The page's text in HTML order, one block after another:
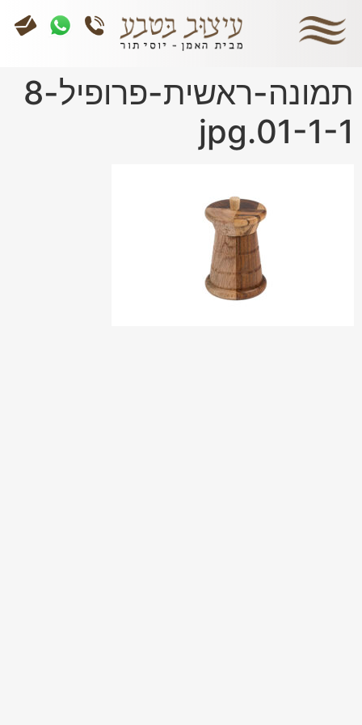
תמונה-ראשית-פרופיל-8
01-1-1.jpg